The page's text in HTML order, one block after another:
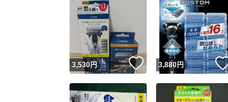
3,530円 いいね！
3,880円